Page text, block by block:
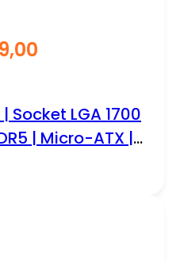
| Socket LGA 1700
| Micro-ATX |